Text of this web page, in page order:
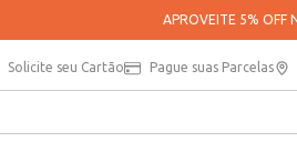
APROVEITE 5% OFF
Solicite seu Cartão Pague suas Parcelas